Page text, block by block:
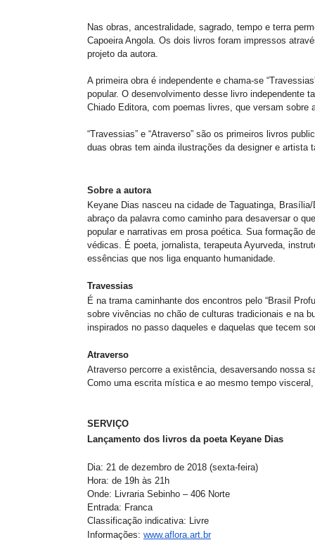
Nas obras, ancestralidade, sagrado, tempo e terra
Capoeira Angola. Os dois livros foram impressos
projeto da autora.
A primeira obra é independente e chama-se
popular. O desenvolvimento desse livro independente
Chiado Editora, com poemas livres, que versam
“Travessias” e “Atraverso” são os primeiros livros
duas obras tem ainda ilustrações da designer e
Sobre a autora
Keyane Dias nasceu na cidade de Taguatinga,
abraço da palavra como caminho para desaversar o
popular e narrativas em prosa poética. Sua formação
védicas. É poeta, jornalista, terapeuta Ayurveda,
essências que nos liga enquanto humanidade.
Travessias
É na trama caminhante dos encontros pelo “Brasil
sobre vivências no chão de culturas tradicionais e na
inspirados no passo daqueles e daquelas que tecem
Atraverso
Atraverso percorre a existência, desaversando nossa
Como uma escrita mística e ao mesmo tempo
SERVIÇO
Lançamento dos livros da poeta Keyane Dias
Dia: 21 de dezembro de 2018 (sexta-feira)
Hora: de 19h às 21h
Onde: Livraria Sebinho – 406 Norte
Entrada: Franca
Classificação indicativa: Livre
Informações: www.aflora.art.br